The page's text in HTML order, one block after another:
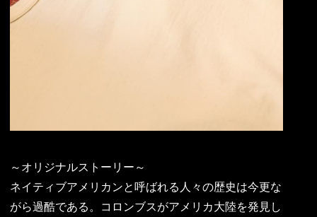
～オリジナルストーリー～
ネイティブアメリカンと呼ばれる人々の歴史は今更な
がら過酷である。コロンブスがアメリカ大陸を発見し